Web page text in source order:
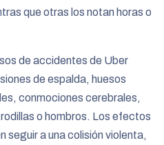
que otras los notan horas o
de accidentes de Uber
de espalda, huesos
conmociones cerebrales,
o hombros. Los efectos
seguir a una colisión violenta,